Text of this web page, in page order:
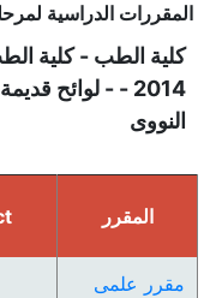
المقررات الدراسية
2014 - - لوائح
النووى
المقرر
مقرر علمى